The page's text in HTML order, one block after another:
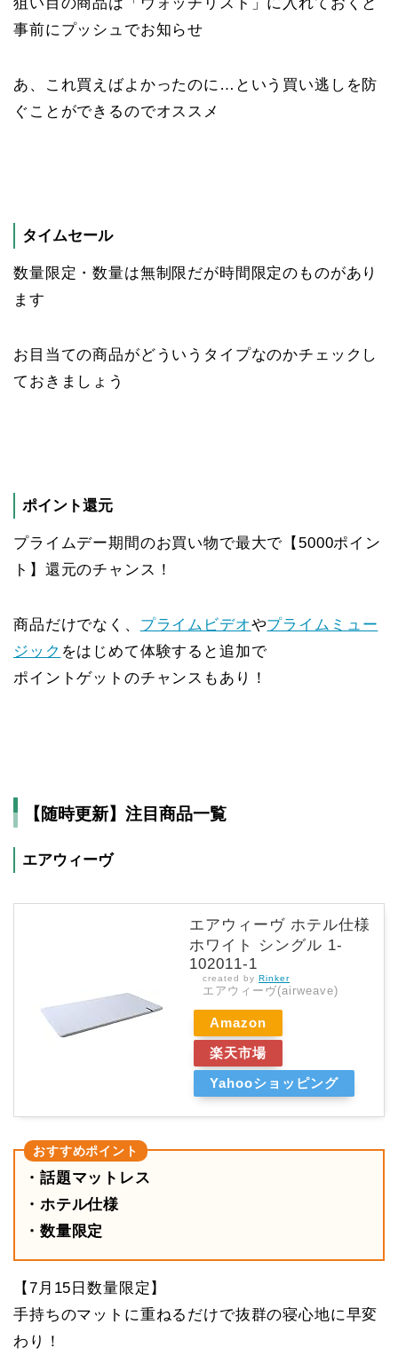
狙い目の商品は「ウォッチリスト」に入れておくと
事前にプッシュでお知らせ
あ、これ買えばよかったのに…という買い逃しを防
ぐことができるのでオススメ
タイムセール
数量限定・数量は無制限だが時間限定のものがあり
ます
お目当ての商品がどういうタイプなのかチェックし
ておきましょう
ポイント還元
プライムデー期間のお買い物で最大で【5000ポイン
ト】還元のチャンス！
商品だけでなく、 プライムビデオやプライムミュー
ジック をはじめて体験すると追加で
ポイントゲットのチャンスもあり！
【随時更新】注目商品一覧
エアウィーヴ
エアウィーヴ ホテル仕様
ホワイト シングル 1-
102011-1
created by Rinker
エアウィーヴ(airweave)
Amazon
楽天市場
Yahooショッピング
・話題マットレス
・ホテル仕様
・数量限定
【7月15日数量限定】
手持ちのマットに重ねるだけで抜群の寝心地に早変
わり！